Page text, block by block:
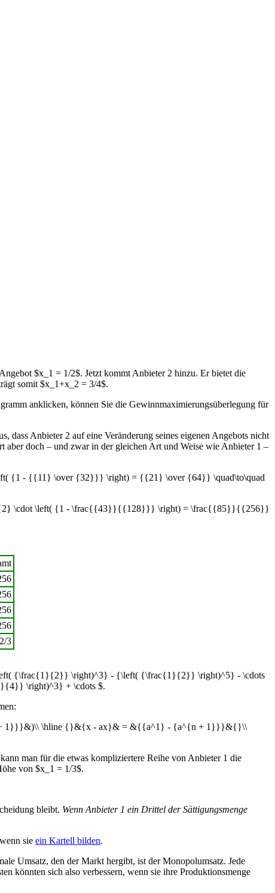
$x_1 = 1/2$. Jetzt kommt Anbieter 2 hinzu. Er bietet die
somit $x_1+x_2 = 3/4$.
anklicken, können Sie die Gewinnmaximierungsüberlegung für
dass Anbieter 2 auf eine Veränderung seines eigenen Angebots nicht
doch – und zwar in der gleichen Art und Weise wie Anbieter 1 –
{1 - {{11} \over {32}}} \right) = {{21} \over {64}} \quad\to\quad
\cdot \left( {1 - \frac{{43}}{{128}}} \right) = \frac{{85}}{{256}}
2/3
{\frac{1}{2}} \right)^3} - {\left( {\frac{1}{2}} \right)^5} - \cdots
\right)^3} + \cdots $.
1}}}&)\\ \hline {}&{x - ax}& = &{{a^1} - {a^{n + 1}}}&{}\\
man für die etwas kompliziertere Reihe von Anbieter 1 die
von $x_1 = 1/3$.
bleibt. Wenn Anbieter 1 ein Drittel der Sättigungsmenge
sie ein Kartell bilden.
Umsatz, den der Markt hergibt, ist der Monopolumsatz. Jede
könnten sich also verbessern, wenn sie ihre Produktionsmenge